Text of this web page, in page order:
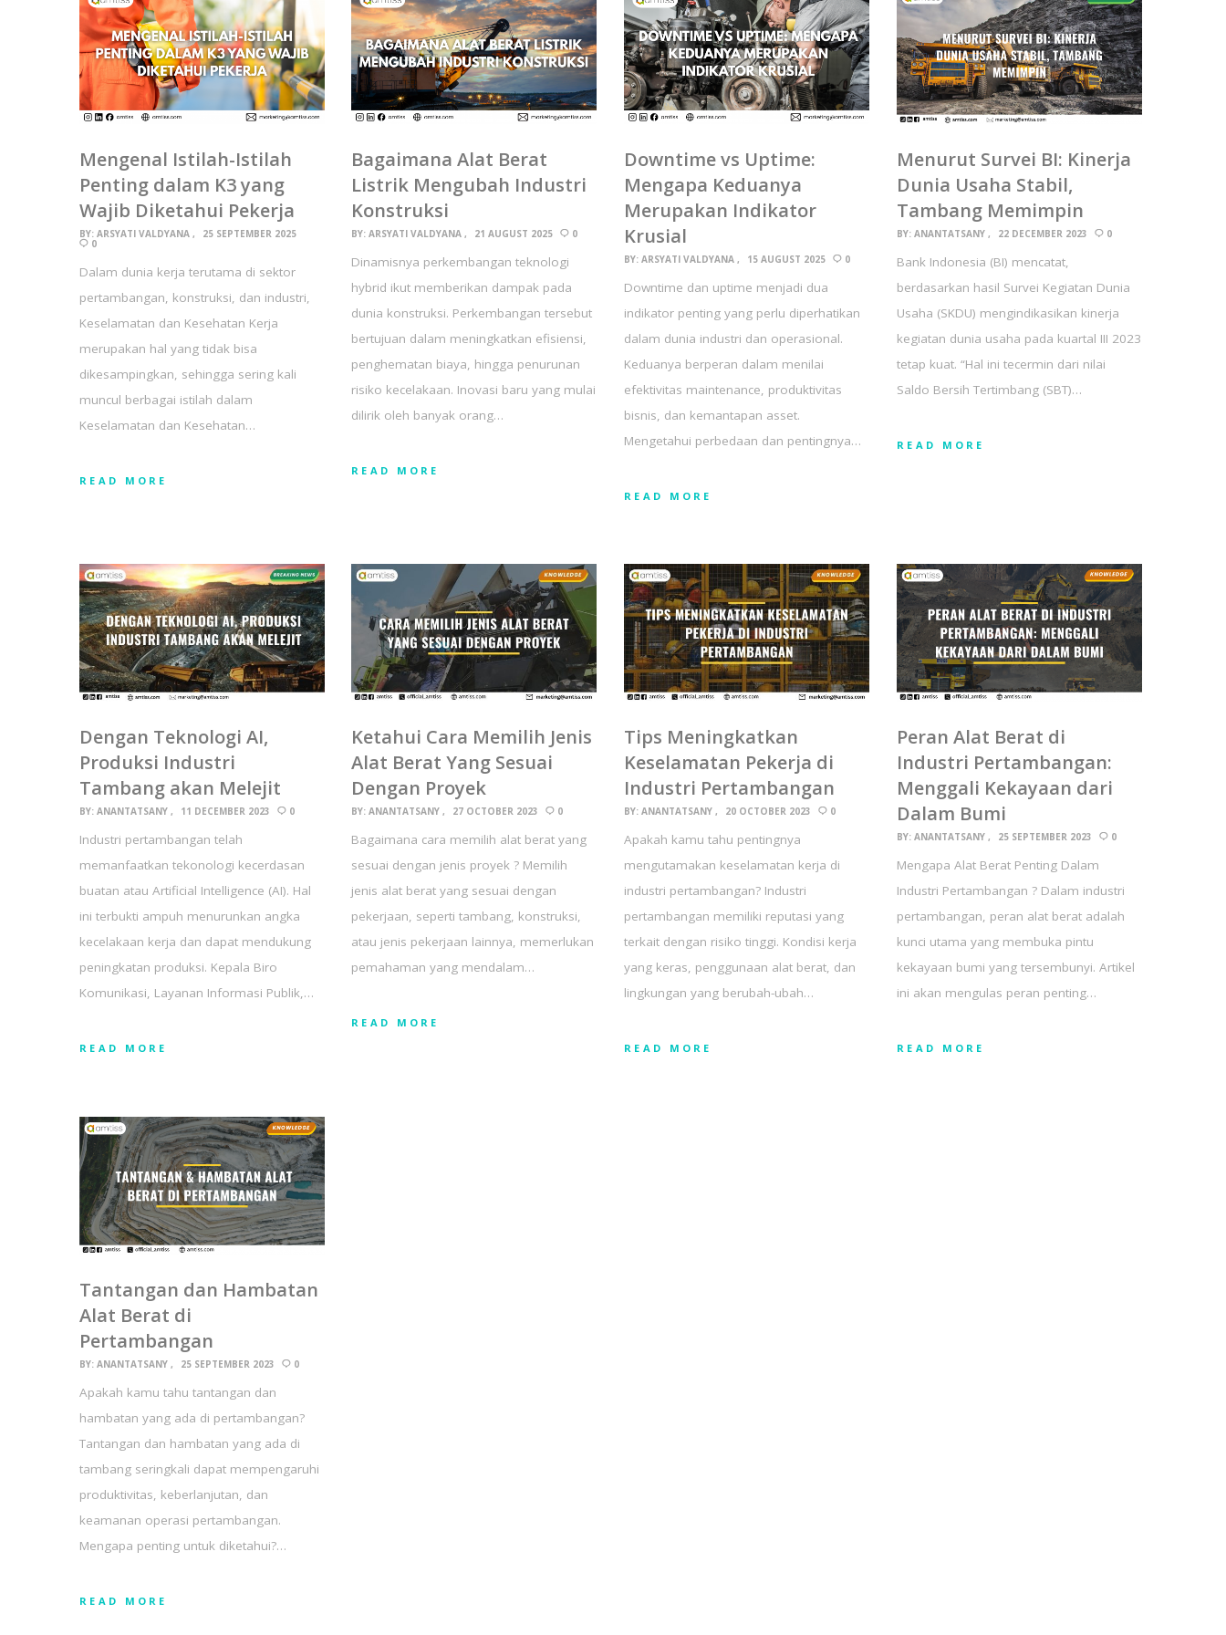
Mengenal Istilah-Istilah
Penting dalam K3 yang
Wajib Diketahui Pekerja
BY: ARSYATI VALDYANA 25 SEPTEMBER 2025
0
Dalam dunia kerja terutama di sektor
pertambangan, konstruksi, dan industri,
Keselamatan dan Kesehatan Kerja
merupakan hal yang tidak bisa
dikesampingkan, sehingga sering kali
muncul berbagai istilah dalam
Keselamatan dan Kesehatan…
READ MORE
Bagaimana Alat Berat
Listrik Mengubah Industri
Konstruksi
BY: ARSYATI VALDYANA 21 AUGUST 2025 0
Dinamisnya perkembangan teknologi
hybrid ikut memberikan dampak pada
dunia konstruksi. Perkembangan tersebut
bertujuan dalam meningkatkan efisiensi,
penghematan biaya, hingga penurunan
risiko kecelakaan. Inovasi baru yang mulai
dilirik oleh banyak orang…
READ MORE
Downtime vs Uptime:
Mengapa Keduanya
Merupakan Indikator
Krusial
BY: ARSYATI VALDYANA 15 AUGUST 2025 0
Downtime dan uptime menjadi dua
indikator penting yang perlu diperhatikan
dalam dunia industri dan operasional.
Keduanya berperan dalam menilai
efektivitas maintenance, produktivitas
bisnis, dan kemantapan asset.
Mengetahui perbedaan dan pentingnya…
READ MORE
Menurut Survei BI: Kinerja
Dunia Usaha Stabil,
Tambang Memimpin
BY: ANANTATSANY 22 DECEMBER 2023 0
Bank Indonesia (BI) mencatat,
berdasarkan hasil Survei Kegiatan Dunia
Usaha (SKDU) mengindikasikan kinerja
kegiatan dunia usaha pada kuartal III 2023
tetap kuat. “Hal ini tecermin dari nilai
Saldo Bersih Tertimbang (SBT)…
READ MORE
Dengan Teknologi AI,
Produksi Industri
Tambang akan Melejit
BY: ANANTATSANY 11 DECEMBER 2023 0
Industri pertambangan telah
memanfaatkan tekonologi kecerdasan
buatan atau Artificial Intelligence (AI). Hal
ini terbukti ampuh menurunkan angka
kecelakaan kerja dan dapat mendukung
peningkatan produksi. Kepala Biro
Komunikasi, Layanan Informasi Publik,…
READ MORE
Ketahui Cara Memilih Jenis
Alat Berat Yang Sesuai
Dengan Proyek
BY: ANANTATSANY 27 OCTOBER 2023 0
Bagaimana cara memilih alat berat yang
sesuai dengan jenis proyek ? Memilih
jenis alat berat yang sesuai dengan
pekerjaan, seperti tambang, konstruksi,
atau jenis pekerjaan lainnya, memerlukan
pemahaman yang mendalam…
READ MORE
Tips Meningkatkan
Keselamatan Pekerja di
Industri Pertambangan
BY: ANANTATSANY 20 OCTOBER 2023 0
Apakah kamu tahu pentingnya
mengutamakan keselamatan kerja di
industri pertambangan? Industri
pertambangan memiliki reputasi yang
terkait dengan risiko tinggi. Kondisi kerja
yang keras, penggunaan alat berat, dan
lingkungan yang berubah-ubah…
READ MORE
Peran Alat Berat di
Industri Pertambangan:
Menggali Kekayaan dari
Dalam Bumi
BY: ANANTATSANY 25 SEPTEMBER 2023 0
Mengapa Alat Berat Penting Dalam
Industri Pertambangan ? Dalam industri
pertambangan, peran alat berat adalah
kunci utama yang membuka pintu
kekayaan bumi yang tersembunyi. Artikel
ini akan mengulas peran penting…
READ MORE
Tantangan dan Hambatan
Alat Berat di
Pertambangan
BY: ANANTATSANY 25 SEPTEMBER 2023 0
Apakah kamu tahu tantangan dan
hambatan yang ada di pertambangan?
Tantangan dan hambatan yang ada di
tambang seringkali dapat mempengaruhi
produktivitas, keberlanjutan, dan
keamanan operasi pertambangan.
Mengapa penting untuk diketahui?…
READ MORE